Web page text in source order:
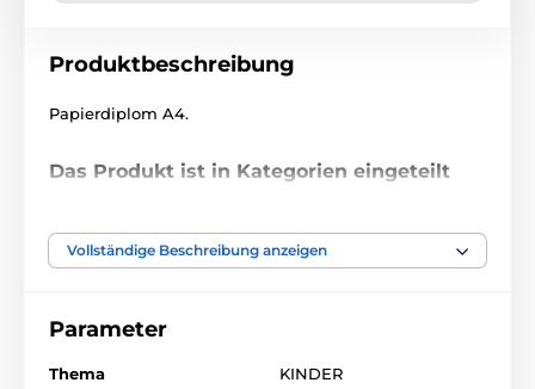
Produktbeschreibung
Papierdiplom A4.
Das Produkt ist in Kategorien eingeteilt
Vollständige Beschreibung anzeigen
Parameter
Thema KINDER